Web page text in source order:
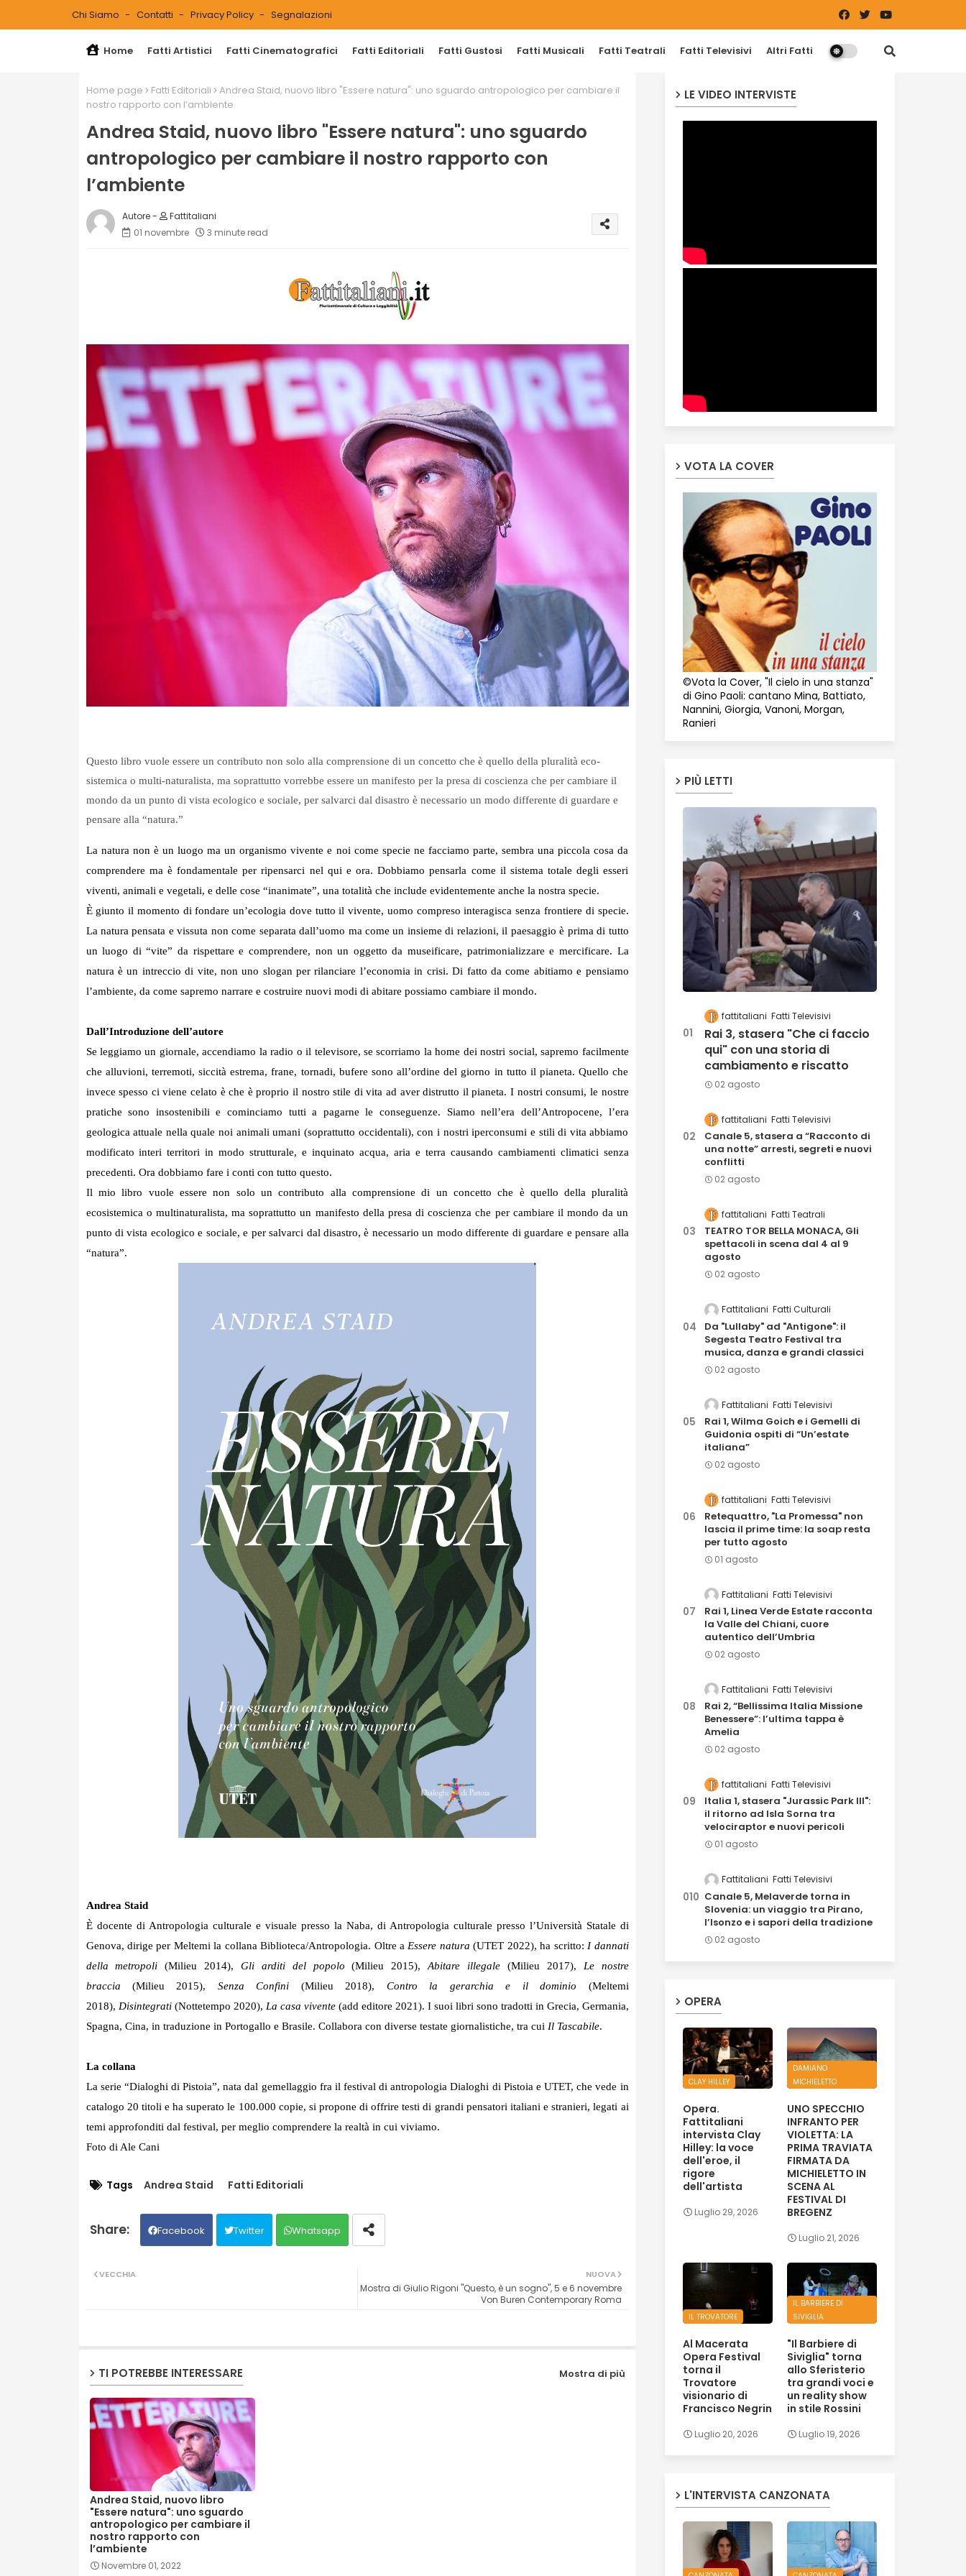
Chi Siamo Contatti Privacy Policy Segnalazioni
Home Fatti Artistici Fatti Cinematografici Fatti Editoriali Fatti Gustosi Fatti Musicali Fatti Teatrali Fatti Televisivi Altri Fatti
Home page Fatti Editoriali
Andrea Staid, nuovo libro "Essere natura": uno sguardo antropologico per cambiare il
nostro rapporto con l’ambiente
Andrea Staid, nuovo libro "Essere natura": uno sguardo
antropologico per cambiare il nostro rapporto con
l’ambiente
Fattitaliani
01 novembre
3 minute read
Questo libro vuole essere un contributo non solo alla comprensione di un concetto che è quello della pluralità eco-
sistemica o multi-naturalista, ma soprattutto vorrebbe essere un manifesto per la presa di coscienza che per cambiare il
mondo da un punto di vista ecologico e sociale, per salvarci dal disastro è necessario un modo differente di guardare e
pensare alla “natura.”
La natura non è un luogo ma un organismo vivente e noi come specie ne facciamo parte, sembra una piccola cosa da
comprendere ma è fondamentale per ripensarci nel qui e ora. Dobbiamo pensarla come il sistema totale degli esseri
viventi, animali e vegetali, e delle cose “inanimate”, una totalità che include evidentemente anche la nostra specie.
È giunto il momento di fondare un’ecologia dove tutto il vivente, uomo compreso interagisca senza frontiere di specie.
La natura pensata e vissuta non come separata dall’uomo ma come un insieme di relazioni, il paesaggio è prima di tutto
un luogo di “vite” da rispettare e comprendere, non un oggetto da museificare, patrimonializzare e mercificare. La
natura è un intreccio di vite, non uno slogan per rilanciare l’economia in crisi. Di fatto da come abitiamo e pensiamo
l’ambiente, da come sapremo narrare e costruire nuovi modi di abitare possiamo cambiare il mondo.
Dall’Introduzione dell’autore
Se leggiamo un giornale, accendiamo la radio o il televisore, se scorriamo la home dei nostri social, sapremo facilmente
che alluvioni, terremoti, siccità estrema, frane, tornadi, bufere sono all’ordine del giorno in tutto il pianeta. Quello che
invece spesso ci viene celato è che è proprio il nostro stile di vita ad aver distrutto il pianeta. I nostri consumi, le nostre
pratiche sono insostenibili e cominciamo tutti a pagarne le conseguenze. Siamo nell’era dell’Antropocene, l’era
geologica attuale nella quale noi animali umani (soprattutto occidentali), con i nostri iperconsumi e stili di vita abbiamo
modificato interi territori in modo strutturale, e inquinato acqua, aria e terra causando cambiamenti climatici senza
precedenti. Ora dobbiamo fare i conti con tutto questo.
Il mio libro vuole essere non solo un contributo alla comprensione di un concetto che è quello della pluralità
ecosistemica o multinaturalista, ma soprattutto un manifesto della presa di coscienza che per cambiare il mondo da un
punto di vista ecologico e sociale, e per salvarci dal disastro, è necessario un modo differente di guardare e pensare alla
“natura”.
Andrea Staid
È docente di Antropologia culturale e visuale presso la Naba, di Antropologia culturale presso l’Università Statale di
Genova, dirige per Meltemi la collana Biblioteca/Antropologia. Oltre a Essere natura(UTET 2022), ha scritto: I dannati
della metropoli (Milieu 2014), Gli arditi del popolo(Milieu 2015),Abitare illegale (Milieu 2017), Le nostre
braccia (Milieu 2015), Senza Confini (Milieu 2018), Contro la gerarchia e il dominio (Meltemi
2018), Disintegrati(Nottetempo 2020), La casa vivente(add editore 2021). I suoi libri sono tradotti in Grecia, Germania,
Spagna, Cina, in traduzione in Portogallo e Brasile. Collabora con diverse testate giornalistiche, tra cui Il Tascabile.
La collana
La serie “Dialoghi di Pistoia”, nata dal gemellaggio fra il festival di antropologia Dialoghi di Pistoia e UTET, che vede in
catalogo 20 titoli e ha superato le 100.000 copie, si propone di offrire testi di grandi pensatori italiani e stranieri, legati ai
temi approfonditi dal festival, per meglio comprendere la realtà in cui viviamo.
Foto di Ale Cani
Tags Andrea Staid Fatti Editoriali
Facebook Twitter Whatsapp
NUOVA
Mostra di Giulio Rigoni "Questo, è un sogno", 5 e 6 novembre
Von Buren Contemporary Roma
VECCHIA
TI POTREBBE INTERESSARE Mostra di più
Andrea Staid, nuovo libro
"Essere natura": uno sguardo
antropologico per cambiare il
nostro rapporto con
l’ambiente
Novembre 01, 2022
LE VIDEO INTERVISTE
VOTA LA COVER
©Vota la Cover, "Il cielo in una stanza"
di Gino Paoli: cantano Mina, Battiato,
Nannini, Giorgia, Vanoni, Morgan,
Ranieri
PIÙ LETTI
fattitaliani Fatti Televisivi
Rai 3, stasera "Che ci faccio
qui" con una storia di
cambiamento e riscatto
02 agosto
fattitaliani Fatti Televisivi
Canale 5, stasera a “Racconto di
una notte” arresti, segreti e nuovi
conflitti
02 agosto
fattitaliani Fatti Teatrali
TEATRO TOR BELLA MONACA, Gli
spettacoli in scena dal 4 al 9
agosto
02 agosto
Fattitaliani Fatti Culturali
Da "Lullaby" ad "Antigone": il
Segesta Teatro Festival tra
musica, danza e grandi classici
02 agosto
Fattitaliani Fatti Televisivi
Rai 1, Wilma Goich e i Gemelli di
Guidonia ospiti di “Un’estate
italiana”
02 agosto
fattitaliani Fatti Televisivi
Retequattro, "La Promessa" non
lascia il prime time: la soap resta
per tutto agosto
01 agosto
Fattitaliani Fatti Televisivi
Rai 1, Linea Verde Estate racconta
la Valle del Chiani, cuore
autentico dell’Umbria
02 agosto
Fattitaliani Fatti Televisivi
Rai 2, “Bellissima Italia Missione
Benessere”: l’ultima tappa è
Amelia
02 agosto
fattitaliani Fatti Televisivi
Italia 1, stasera "Jurassic Park III":
il ritorno ad Isla Sorna tra
velociraptor e nuovi pericoli
01 agosto
Fattitaliani Fatti Televisivi
Canale 5, Melaverde torna in
Slovenia: un viaggio tra Pirano,
l’Isonzo e i sapori della tradizione
02 agosto
OPERA
CLAY HILLEY
Opera.
Fattitaliani
intervista Clay
Hilley: la voce
dell'eroe, il
rigore
dell'artista
Luglio 29, 2026
DAMIANO
MICHIELETTO
UNO SPECCHIO
INFRANTO PER
VIOLETTA: LA
PRIMA TRAVIATA
FIRMATA DA
MICHIELETTO IN
SCENA AL
FESTIVAL DI
BREGENZ
Luglio 21, 2026
IL TROVATORE
Al Macerata
Opera Festival
torna il
Trovatore
visionario di
Francisco Negrin
Luglio 20, 2026
IL BARBIERE DI
SIVIGLIA
"Il Barbiere di
Siviglia" torna
allo Sferisterio
tra grandi voci e
un reality show
in stile Rossini
Luglio 19, 2026
L'INTERVISTA CANZONATA